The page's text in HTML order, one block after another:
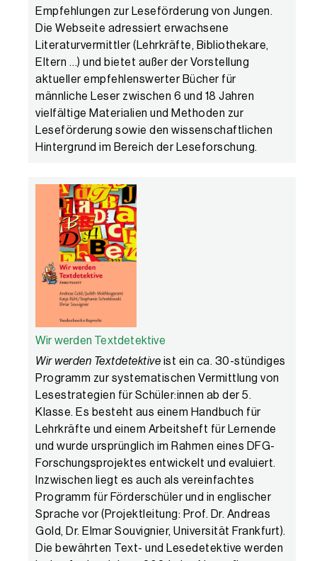
Empfehlungen zur Leseförderung von Jungen.
Die Webseite adressiert erwachsene
Literaturvermittler (Lehrkräfte, Bibliothekare,
Eltern …) und bietet außer der Vorstellung
aktueller empfehlenswerter Bücher für
männliche Leser zwischen 6 und 18 Jahren
vielfältige Materialien und Methoden zur
Leseförderung sowie den wissenschaftlichen
Hintergrund im Bereich der Leseforschung.
Wir werden Textdetektive
Wir werden Textdetektive ist ein ca. 30-stündiges
Programm zur systematischen Vermittlung von
Lesestrategien für Schüler:innen ab der 5.
Klasse. Es besteht aus einem Handbuch für
Lehrkräfte und einem Arbeitsheft für Lernende
und wurde ursprünglich im Rahmen eines DFG-
Forschungsprojektes entwickelt und evaluiert.
Inzwischen liegt es auch als vereinfachtes
Programm für Förderschüler und in englischer
Sprache vor (Projektleitung: Prof. Dr. Andreas
Gold, Dr. Elmar Souvignier, Universität Frankfurt).
Die bewährten Text- und Lesedetektive werden